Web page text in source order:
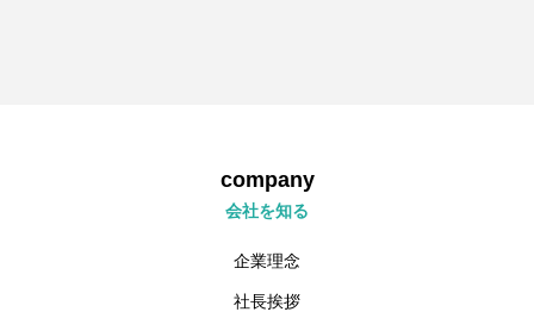
company
会社を知る
企業理念
社長挨拶